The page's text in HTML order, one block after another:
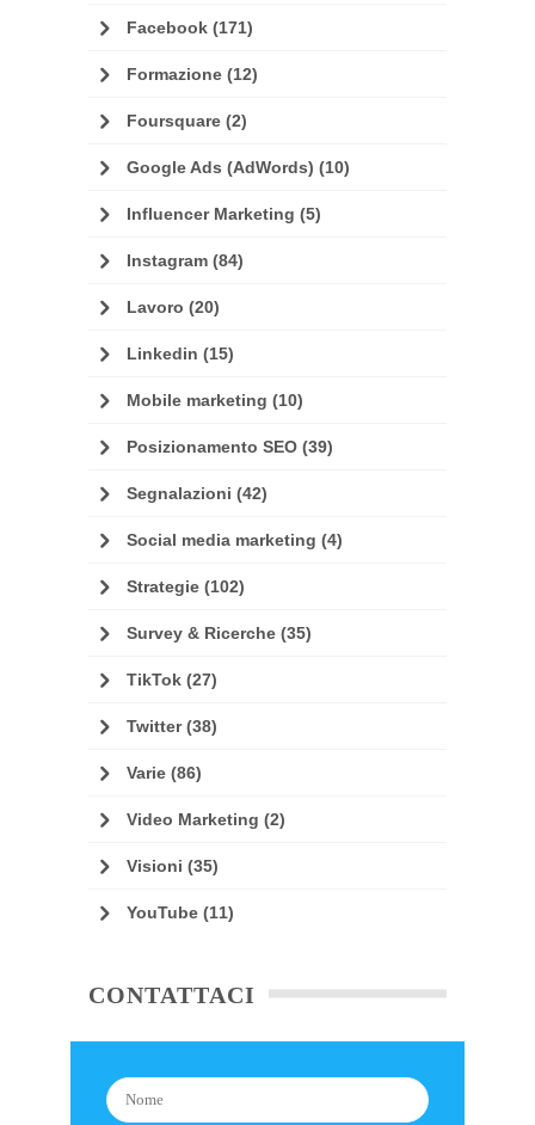
Facebook (171)
Formazione (12)
Foursquare (2)
Google Ads (AdWords) (10)
Influencer Marketing (5)
Instagram (84)
Lavoro (20)
Linkedin (15)
Mobile marketing (10)
Posizionamento SEO (39)
Segnalazioni (42)
Social media marketing (4)
Strategie (102)
Survey & Ricerche (35)
TikTok (27)
Twitter(38)
Varie (86)
Video Marketing (2)
Visioni (35)
YouTube (11)
CONTATTACI